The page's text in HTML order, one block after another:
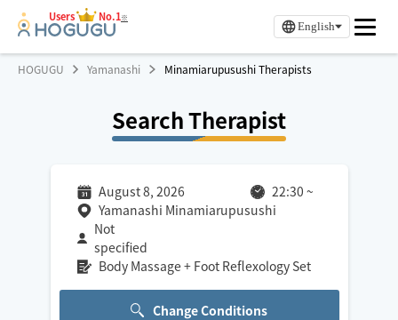
Users No.1※
English
HOGUGU Yamanashi Minamiarupusushi Therapists
Search Therapist
August 8, 2026 22:30 ~
Yamanashi Minamiarupusushi
Not
specified
Body Massage + Foot Reflexology Set
Change Conditions